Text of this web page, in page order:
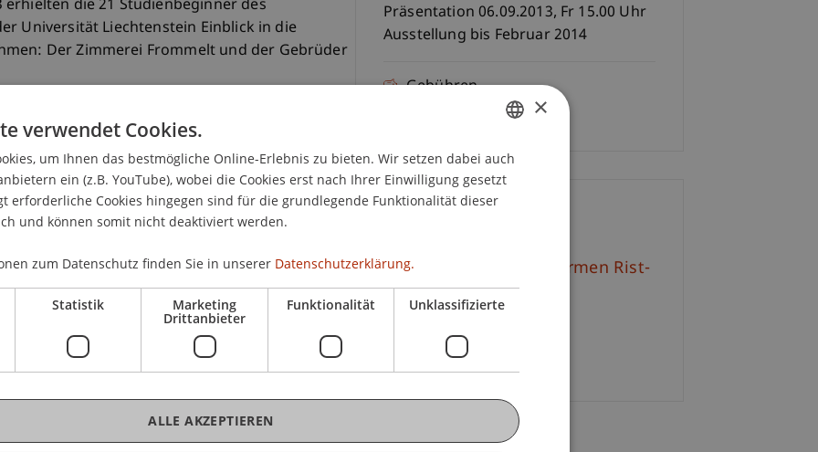
die 21 Studienbeginner des
Universität Liechtenstein Einblick in die
Der Zimmerei Frommelt und der Gebrüder
der Zimmerei Frommelt ging es zu
Die Studierenden fertigten nach eigenen Ideen
Sitzobjekte an. Diese Schalungen wurden
in einem zweiten Schritt mit Beton
Leitung von Heiko Büchel von den Gebrüdern
man Beton von Hand mischt und mit
sie mit Meinrad Signer eine
von Vaduz und lernten die
kennen.
Kaspar Hilti starke Kooperationspartner aus
Carmen Rist-Stadelmann. Es ist
uns Produktionshallen, Lagerplätze und
ihrerseits konnten den angehenden
Präsentation 06.09.2013, Fr 15.00 Uhr
Ausstellung bis Februar 2014
Gebühren
Dipl.-Ing. Dr. techn. Carmen Rist-
Stadelmann
E-Mail
GERMAN
ENGLISH
×
verwendet Cookies.
um Ihnen das bestmögliche Online-Erlebnis zu bieten. Wir setzen dabei auch
ein (z.B. YouTube), wobei die Cookies erst nach Ihrer Einwilligung gesetzt
erforderliche Cookies hingegen sind für die grundlegende Funktionalität dieser
und können somit nicht deaktiviert werden.
zum Datenschutz finden Sie in unserer Datenschutzerklärung.
Statistik Marketing
Drittanbieter
Funktionalität Unklassifizierte
ALLE AKZEPTIEREN